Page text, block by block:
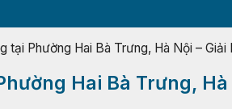
Phường Hai Bà Trưng, Hà Nội – Giải
Hai Bà Trưng,